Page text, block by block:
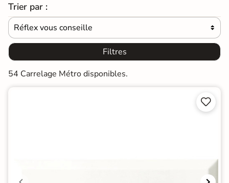
Trier par :
Réflex vous conseille 
Filtres
54 Carrelage Métro disponibles.

